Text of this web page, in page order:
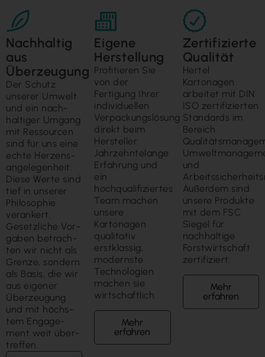
Nachhaltig
aus
Überzeugung
Der Schutz
unserer Um­welt
und ein nach­
haltiger Um­gang
mit Ressour­cen
sind für uns eine
echte Herzens­
ange­legen­heit.
Diese Werte sind
tief in unserer
Philo­sophie
veran­kert.
Gesetz­liche Vor­
gaben betrach­
ten wir nicht als
Grenze, sondern
als Basis, die wir
aus eigener
Über­zeugung
und mit höchs­
tem Engage­
ment weit über­
treffen.
Eigene
Herstellung
Profitieren Sie
von der
Fertigung Ihrer
individuellen
Verpackungslösung
direkt beim
Hersteller.
Jahrzehntelange
Erfahrung und
ein
hochqualifiziertes
Team machen
unsere
Kartonagen
qualitativ
erstklassig,
modernste
Technologien
machen sie
wirtschaftlich.
Mehr
erfahren
Zertifizierte
Qualität
Hertel
Kartonagen
arbeitet mit DIN
ISO zertifizierten
Standards im
Bereich
und
Außerdem sind
unsere Produkte
mit dem FSC
Siegel für
nachhaltige
Forstwirtschaft
zertifiziert.
Mehr
erfahren